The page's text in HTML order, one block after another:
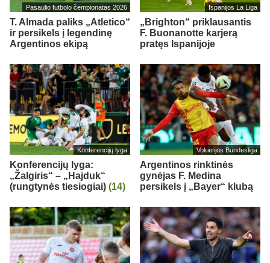
Pasaulio futbolo čempionatas 2026
T. Almada paliks „Atletico“
ir persikels į legendinę
Argentinos ekipą
Ispanijos La Liga
„Brighton“ priklausantis
F. Buonanotte karjerą
pratęs Ispanijoje
Konferencijų lyga
Konferencijų lyga:
„Žalgiris“ – „Hajduk“
(rungtynės tiesiogiai) (14)
Vokietijos Bundesliga
Argentinos rinktinės
gynėjas F. Medina
persikels į „Bayer“ klubą